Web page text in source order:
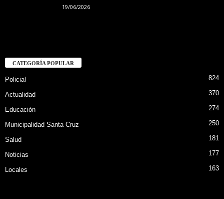
19/06/2026
CATEGORÍA POPULAR
Policial 824
Actualidad 370
Educación 274
Municipalidad Santa Cruz 250
Salud 181
Noticias 177
Locales 163